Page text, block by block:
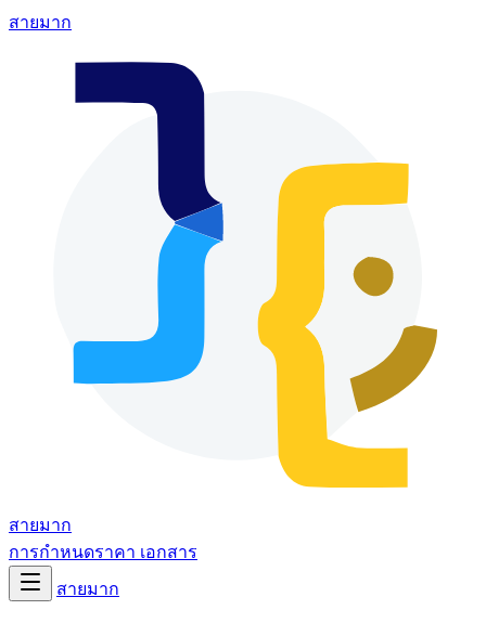
สายมาก
สายมาก
การกำหนดราคา เอกสาร
สายมาก